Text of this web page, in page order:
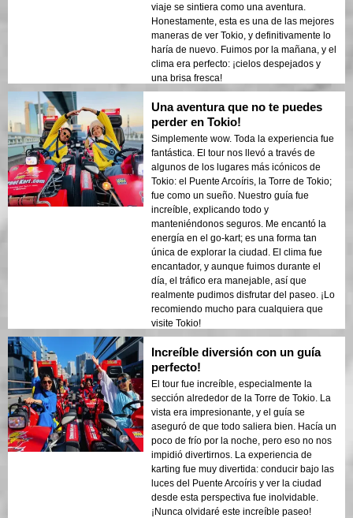
viaje se sintiera como una aventura.
Honestamente, esta es una de las mejores
maneras de ver Tokio, y definitivamente lo
haría de nuevo. Fuimos por la mañana, y el
clima era perfecto: ¡cielos despejados y
una brisa fresca!
Una aventura que no te puedes
perder en Tokio!
Simplemente wow. Toda la experiencia fue
fantástica. El tour nos llevó a través de
algunos de los lugares más icónicos de
Tokio: el Puente Arcoíris, la Torre de Tokio;
fue como un sueño. Nuestro guía fue
increíble, explicando todo y
manteniéndonos seguros. Me encantó la
energía en el go-kart; es una forma tan
única de explorar la ciudad. El clima fue
encantador, y aunque fuimos durante el
día, el tráfico era manejable, así que
realmente pudimos disfrutar del paseo. ¡Lo
recomiendo mucho para cualquiera que
visite Tokio!
Increíble diversión con un guía
perfecto!
El tour fue increíble, especialmente la
sección alrededor de la Torre de Tokio. La
vista era impresionante, y el guía se
aseguró de que todo saliera bien. Hacía un
poco de frío por la noche, pero eso no nos
impidió divertirnos. La experiencia de
karting fue muy divertida: conducir bajo las
luces del Puente Arcoíris y ver la ciudad
desde esta perspectiva fue inolvidable.
¡Nunca olvidaré este increíble paseo!